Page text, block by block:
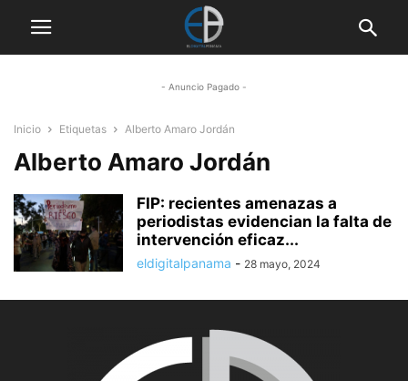
- Anuncio Pagado -
Inicio Etiquetas Alberto Amaro Jordán
Alberto Amaro Jordán
FIP: recientes amenazas a
periodistas evidencian la falta de
intervención eficaz...
eldigitalpanama - 28 mayo, 2024